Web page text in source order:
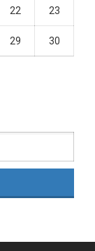
22 23
29 30